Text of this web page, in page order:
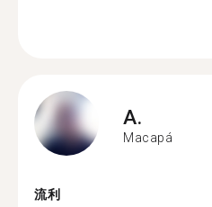
A.
Macapá
流利